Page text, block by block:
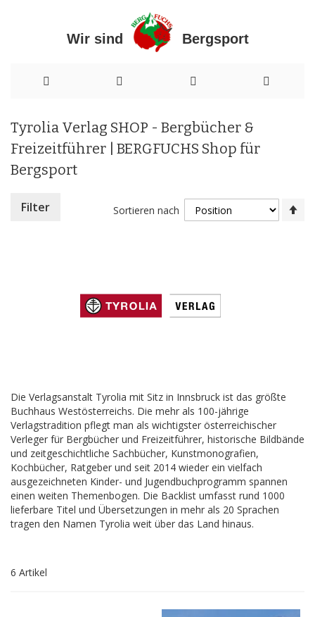
Wir sind Bergsport
zum
Tyrolia Verlag SHOP - Bergbücher &
Freizeitführer | BERGFUCHS Shop für
Bergsport
Die Verlagsanstalt Tyrolia mit Sitz in Innsbruck ist das größte
Buchhaus Westösterreichs. Die mehr als 100-jährige
Verlagstradition pflegt man als wichtigster österreichischer
Verleger für Bergbücher und Freizeitführer, historische Bildbände
und zeitgeschichtliche Sachbücher, Kunstmonografien,
Kochbücher, Ratgeber und seit 2014 wieder ein vielfach
ausgezeichneten Kinder- und Jugendbuchprogramm spannen
einen weiten Themenbogen. Die Backlist umfasst rund 1000
lieferbare Titel und Übersetzungen in mehr als 20 Sprachen
tragen den Namen Tyrolia weit über das Land hinaus.
6 Artikel
Sortieren nach
Filter